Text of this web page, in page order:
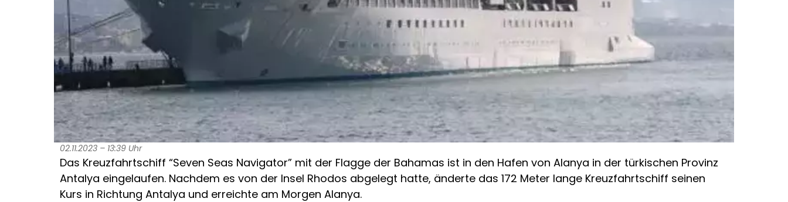
02.11.2023 – 13:39 Uhr
Das Kreuzfahrtschiff “Seven Seas Navigator” mit der Flagge der Bahamas ist in den Hafen von Alanya in der türkischen Provinz
Antalya eingelaufen. Nachdem es von der Insel Rhodos abgelegt hatte, änderte das 172 Meter lange Kreuzfahrtschiff seinen
Kurs in Richtung Antalya und erreichte am Morgen Alanya.